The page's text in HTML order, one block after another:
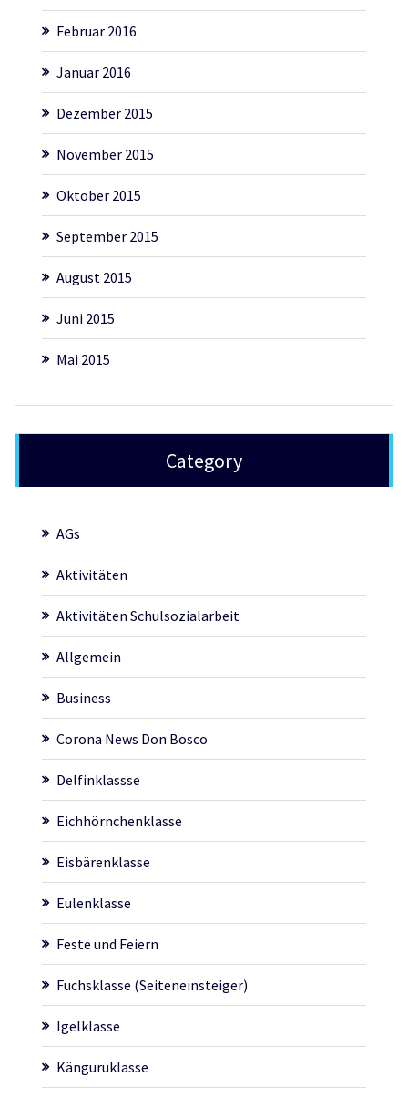
Februar 2016
Januar 2016
Dezember 2015
November 2015
Oktober 2015
September 2015
August 2015
Juni 2015
Mai 2015
Category
AGs
Aktivitäten
Aktivitäten Schulsozialarbeit
Allgemein
Business
Corona News Don Bosco
Delfinklassse
Eichhörnchenklasse
Eisbärenklasse
Eulenklasse
Feste und Feiern
Fuchsklasse (Seiteneinsteiger)
Igelklasse
Känguruklasse